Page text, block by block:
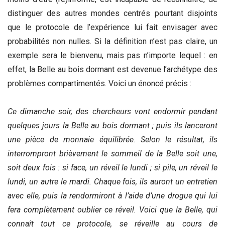
distinguer des autres mondes centrés pourtant disjoints
que le protocole de l’expérience lui fait envisager avec
probabilités non nulles. Si la définition n’est pas claire, un
exemple sera le bienvenu, mais pas n’importe lequel : en
effet, la Belle au bois dormant est devenue l’archétype des
problèmes compartimentés. Voici un énoncé précis :
Ce dimanche soir, des chercheurs vont endormir pendant
quelques jours la Belle au bois dormant ; puis ils lanceront
une pièce de monnaie équilibrée. Selon le résultat, ils
interrompront brièvement le sommeil de la Belle soit une,
soit deux fois : si face, un réveil le lundi ; si pile, un réveil le
lundi, un autre le mardi. Chaque fois, ils auront un entretien
avec elle, puis la rendormiront à l’aide d’une drogue qui lui
fera complètement oublier ce réveil. Voici que la Belle, qui
connaît tout ce protocole, se réveille au cours de